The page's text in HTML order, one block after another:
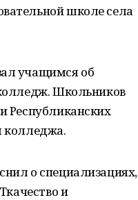
школе села
учащимся об
Школьников
Республиканских
колледжа.
о специализациях,
и